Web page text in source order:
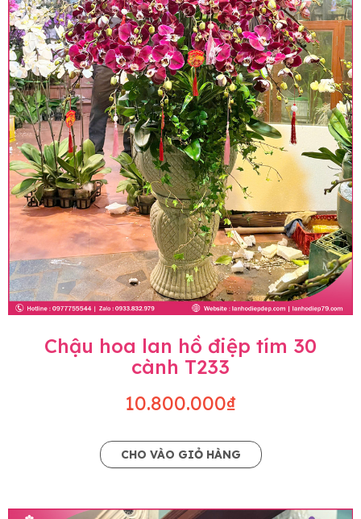
Chậu hoa lan hồ điệp tím 30
cành T233
10.800.000₫
CHO VÀO GIỎ HÀNG